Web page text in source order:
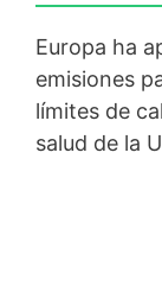
Europa ha
emisiones
límites de
salud de la